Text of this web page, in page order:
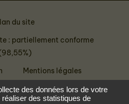
des données lors de votre
des statistiques de
du site
: partiellement conforme
Mentions légales
personnelles